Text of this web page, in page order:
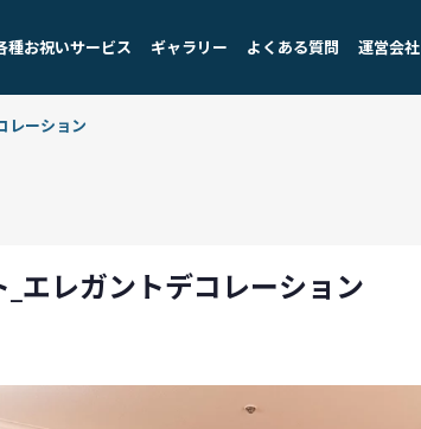
種お祝いサービス ギャラリー よくある質問 運営会社
レーション
エレガントデコレーション